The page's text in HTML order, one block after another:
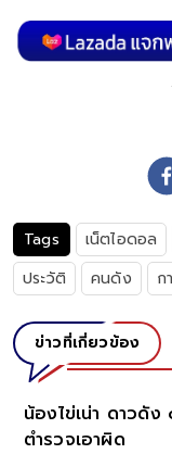
Tags เน็ตไอดอล
ประวัติ
คนดัง ก
ข่าวที่เกี่ยวข้อง
น้องไข่เน่า ดาวดั
ตำรวจเอาผิด